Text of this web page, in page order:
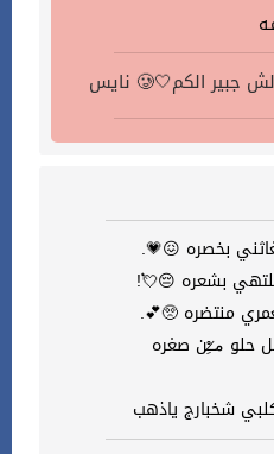
بخصره 😖💗.
بشعره 😔💘!
منتضره 🥺💕.
حلو م̷ـــِْن صغره
شخبارج ياذهب